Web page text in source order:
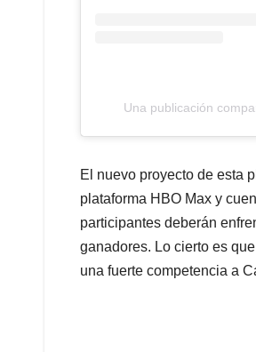
Una publicación
El nuevo proyecto de esta
plataforma HBO Max y
participantes deberán
ganadores. Lo cierto es
una fuerte competencia a